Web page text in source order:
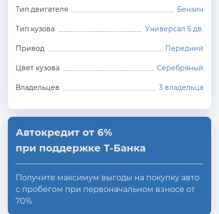
Тип двигателя Бензин
Тип кузова Универсал 5 дв.
Привод Передний
Цвет кузова Серебряный
Владельцев 3 владельца
Автокредит от 6%
при поддержке Т-Банка
Получите максимум выгоды на покупку авто
с пробегом при первоначальном взносе от
70%